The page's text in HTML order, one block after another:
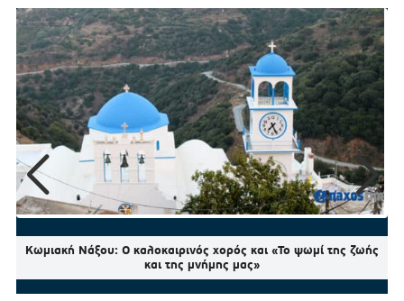
Κωμιακή Νάξου: Ο καλοκαιρινός χορός και «Το ψωμί της ζωής
και της μνήμης μας»